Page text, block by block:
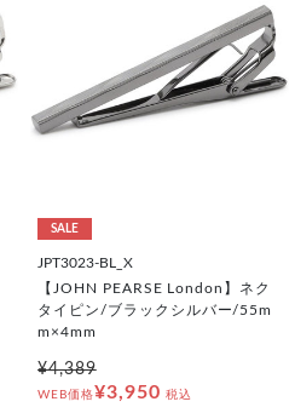
SALE
JPT3023-BL_X
【JOHN PEARSE London】ネク
タイピン/ブラックシルバー/55m
m×4mm
¥4,389
WEB価格¥3,950 税込